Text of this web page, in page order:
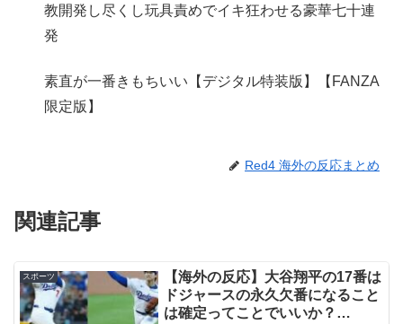
教開発し尽くし玩具責めでイキ狂わせる豪華七十連
発
素直が一番きもちいい【デジタル特装版】【FANZA
限定版】
Red4 海外の反応まとめ
関連記事
スポーツ
【海外の反応】大谷翔平の17番は
ドジャースの永久欠番になること
は確定ってことでいいか？